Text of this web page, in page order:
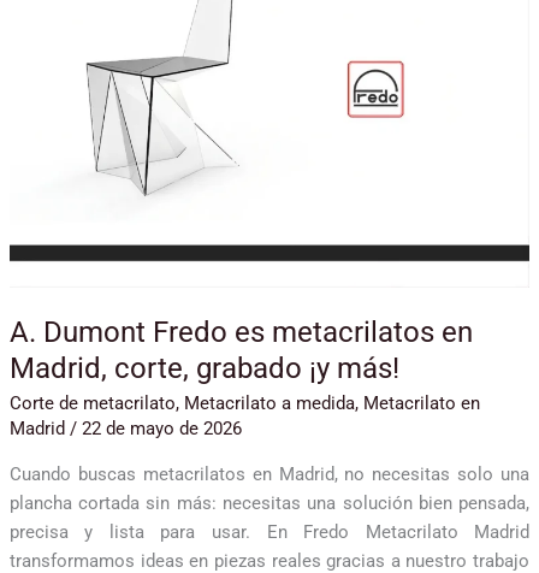
A. Dumont Fredo es metacrilatos en
Madrid, corte, grabado ¡y más!
Corte de metacrilato, Metacrilato a medida, Metacrilato en
Madrid / 22 de mayo de 2026
Cuando buscas metacrilatos en Madrid, no necesitas solo una
plancha cortada sin más: necesitas una solución bien pensada,
precisa y lista para usar. En Fredo Metacrilato Madrid
transformamos ideas en piezas reales gracias a nuestro trabajo